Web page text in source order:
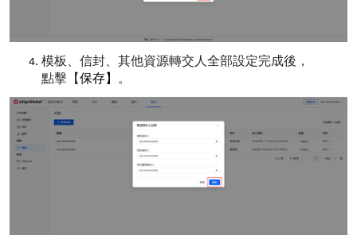
模板、信封、其他資源轉交人全部設定完成後，
點擊【保存】 。